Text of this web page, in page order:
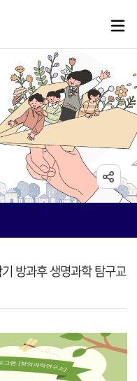
방과후 생명과학 탐구교